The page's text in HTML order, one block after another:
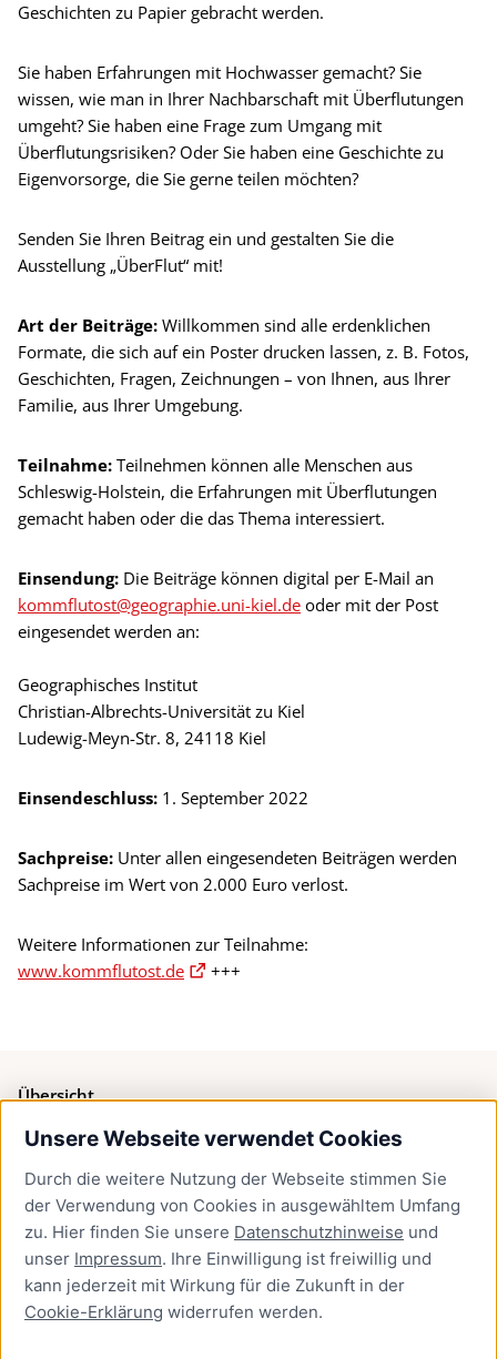
Unsere Webseite verwendet Cookies
Durch die weitere Nutzung der Webseite stimmen Sie
der Verwendung von Cookies in ausgewähltem Umfang
zu. Hier finden Sie unsere Datenschutzhinweise und
unser Impressum. Ihre Einwilligung ist freiwillig und
kann jederzeit mit Wirkung für die Zukunft in der
Cookie-Erklärung widerrufen werden.
Geschichten zu Papier gebracht werden.
Sie haben Erfahrungen mit Hochwasser gemacht? Sie
wissen, wie man in Ihrer Nachbarschaft mit Überflutungen
umgeht? Sie haben eine Frage zum Umgang mit
Überflutungsrisiken? Oder Sie haben eine Geschichte zu
Eigenvorsorge, die Sie gerne teilen möchten?
Senden Sie Ihren Beitrag ein und gestalten Sie die
Ausstellung „ÜberFlut“ mit!
Art der Beiträge: Willkommen sind alle erdenklichen
Formate, die sich auf ein Poster drucken lassen, z. B. Fotos,
Geschichten, Fragen, Zeichnungen – von Ihnen, aus Ihrer
Familie, aus Ihrer Umgebung.
Teilnahme: Teilnehmen können alle Menschen aus
Schleswig-Holstein, die Erfahrungen mit Überflutungen
gemacht haben oder die das Thema interessiert.
Einsendung: Die Beiträge können digital per E-Mail an
kommflutost@geographie.uni-kiel.de oder mit der Post
eingesendet werden an:
Geographisches Institut
Christian-Albrechts-Universität zu Kiel
Ludewig-Meyn-Str. 8, 24118 Kiel
Einsendeschluss: 1. September 2022
Sachpreise: Unter allen eingesendeten Beiträgen werden
Sachpreise im Wert von 2.000 Euro verlost.
Weitere Informationen zur Teilnahme:
www.kommflutost.de
+++
Übersicht
Bürgerservice
Presse
Newsletter Lübeck:kompakt
Kontakt
Kontakt